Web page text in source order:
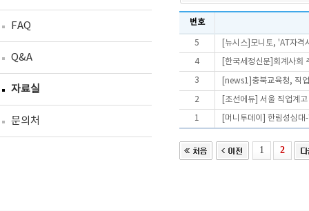
FAQ
Q&A
자료실
문의처
번호
5 [뉴시스]모니토, 'AT자격
4 [한국세정신문]회계사회
3 [news1]충북교육청, 직
2 [조선에듀] 서울 직업계
1 [머니투데이] 한림성심
1 2